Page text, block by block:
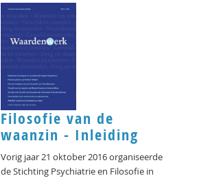
Filosofie van de
waanzin - Inleiding
Vorig jaar 21 oktober 2016 organiseerde
de Stichting Psychiatrie en Filosofie in